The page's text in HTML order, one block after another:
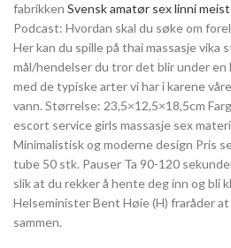
fabrikken Svensk amatør sex linni
Podcast: Hvordan skal du søke om
Her kan du spille på thai massasje vika
mål/hendelser du tror det blir under en
med de typiske arter vi har i karene
vann. Størrelse: 23,5×12,5×18,5cm
escort service girls massasje sex
Minimalistisk og moderne design Pris
tube 50 stk. Pauser Ta 90-120
slik at du rekker å hente deg inn og bli
Helseminister Bent Høie (H) fraråder
sammen.